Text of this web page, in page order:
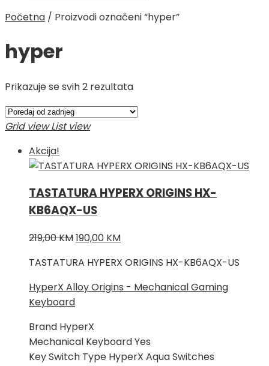
Početna / Proizvodi označeni “hyper”
hyper
Prikazuje se svih 2 rezultataPoredano
najnovijem
Grid view List view
Akcija!
TASTATURA HYPERX ORIGINS HX-
KB6AQX-US
219,00KMIzvorna
bila
je:
219,00 KM.
190,00 KMTrenutna
je:
190,00 KM.
TASTATURA HYPERX ORIGINS HX-KB6AQX-US
HyperX Alloy Origins - Mechanical Gaming
Keyboard
Brand HyperX
Mechanical Keyboard Yes
Key Switch Type HyperX Aqua Switches